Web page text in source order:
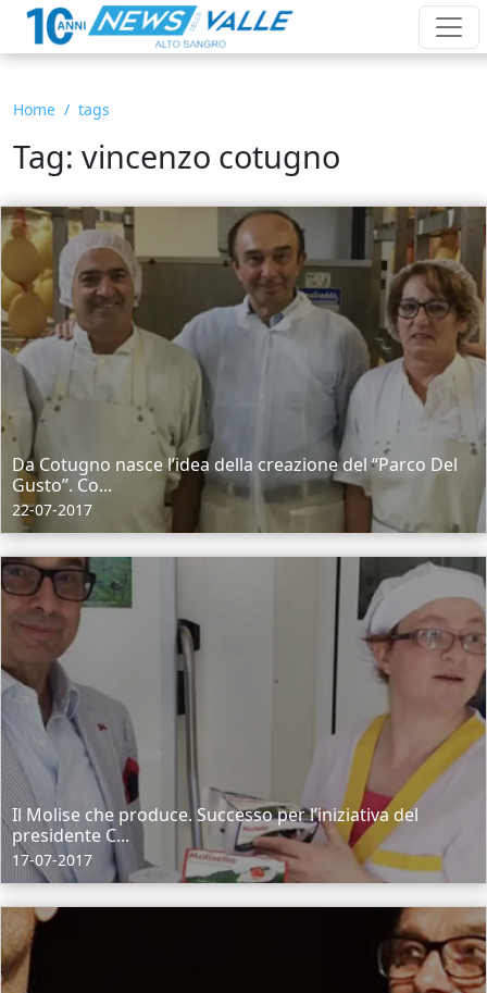
Home tags
Tag: vincenzo cotugno
Da Cotugno nasce l’idea della creazione del “Parco Del
Gusto”. Co...
22-07-2017
Il Molise che produce. Successo per l’iniziativa del
presidente C...
17-07-2017